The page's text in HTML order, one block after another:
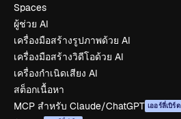
Spaces
ผู้ช่วย AI
เครื่องมือสร้างรูปภาพด้วย AI
เครื่องมือสร้างวิดีโอด้วย AI
เครื่องกำเนิดเสียง AI
สต็อกเนื้อหา
MCP สำหรับ Claude/ChatGPT เออร์ลี่เบิร์ด